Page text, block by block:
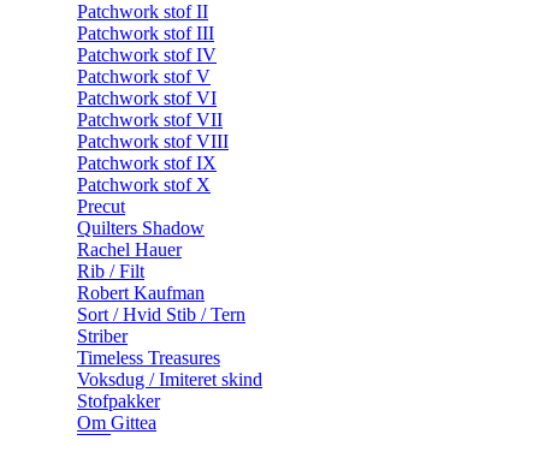
Patchwork stof II
Patchwork stof III
Patchwork stof IV
Patchwork stof V
Patchwork stof VI
Patchwork stof VII
Patchwork stof VIII
Patchwork stof IX
Patchwork stof X
Precut
Quilters Shadow
Rachel Hauer
Rib / Filt
Robert Kaufman
Sort / Hvid Stib / Tern
Striber
Timeless Treasures
Voksdug / Imiteret skind
Stofpakker
Om Gittea